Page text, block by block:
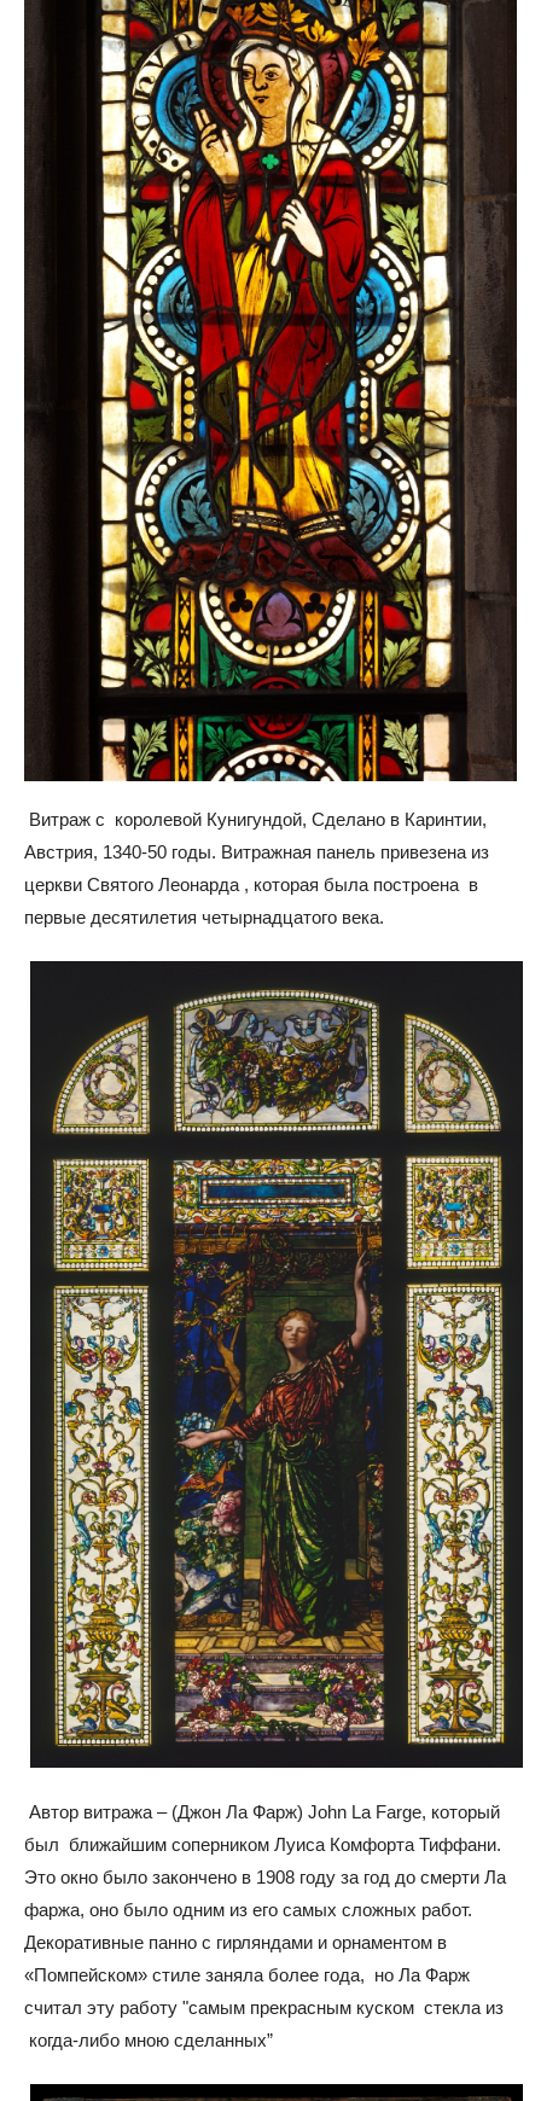
Витраж с королевой Кунигундой, Сделано в Каринтии,
Австрия, 1340-50 годы. Витражная панель привезена из
церкви Святого Леонарда , которая была построена в
первые десятилетия четырнадцатого века.
Автор витража – (Джон Ла Фарж) John La Farge, который
был ближайшим соперником Луиса Комфорта Тиффани.
Это окно было закончено в 1908 году за год до смерти Ла
фаржа, оно было одним из его самых сложных работ.
Декоративные панно с гирляндами и орнаментом в
«Помпейском» стиле заняла более года, но Ла Фарж
считал эту работу "самым прекрасным куском стекла из
когда-либо мною сделанных”